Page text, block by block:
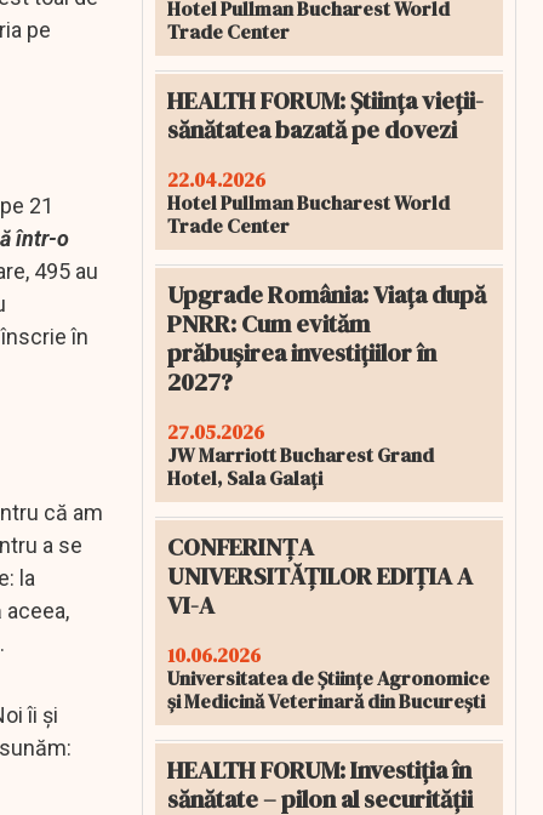
pe
21
într-o
495 au
în
că am
a se
la
îi și
Hotel Pullman Bucharest World
Trade Center
HEALTH FORUM: Știința vieții-
sănătatea bazată pe dovezi
22.04.2026
Hotel Pullman Bucharest World
Trade Center
Upgrade România: Viața după
PNRR: Cum evităm
prăbușirea investițiilor în
2027?
27.05.2026
JW Marriott Bucharest Grand
Hotel, Sala Galați
CONFERINȚA
UNIVERSITĂȚILOR EDIȚIA A
VI-A
10.06.2026
Universitatea de Științe Agronomice
și Medicină Veterinară din București
HEALTH FORUM: Investiția în
sănătate – pilon al securității